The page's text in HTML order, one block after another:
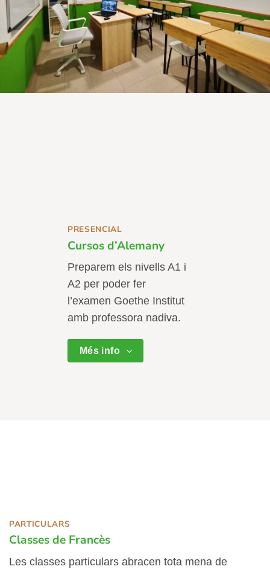
PRESENCIAL
Cursos d’Alemany
Preparem els nivells A1 i
A2 per poder fer
l’examen Goethe Institut
amb professora nadiva.
Més info
PARTICULARS
Classes de Francès
Les classes particulars abracen tota mena de